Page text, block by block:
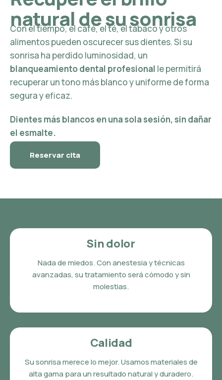
natural de su sonrisa
Con el tiempo, el café, el té, el tabaco y otros
alimentos pueden oscurecer sus dientes. Si su
sonrisa ha perdido luminosidad, un
blanqueamiento dental profesional le permitirá
recuperar un tono más blanco y uniforme de forma
segura y eficaz.
Dientes más blancos en una sola sesión, sin dañar
el esmalte.
Reservar cita
Sin dolor
Nada de miedos. Con anestesia y técnicas
avanzadas, su tratamiento será cómodo y sin
molestias.
Calidad
Su sonrisa merece lo mejor. Usamos materiales de
alta gama para un resultado natural y duradero.